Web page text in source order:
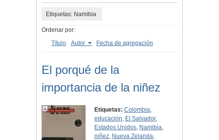
Etiquetas: Namibia
Ordenar por:
Título
Autor Fecha de agregación
El porqué de la
importancia de la niñez
Etiquetas: Colombia,
educación, El Salvador,
Estados Unidos, Namibia,
niñez, Nueva Zelanda,